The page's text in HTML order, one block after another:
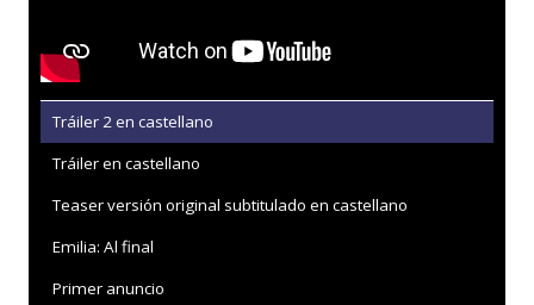
Tráiler 2 en castellano
Tráiler en castellano
Teaser versión original subtitulado en castellano
Emilia: Al final
Primer anuncio